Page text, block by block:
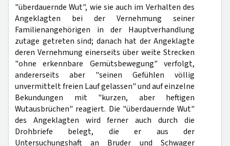
"überdauernde Wut", wie sie auch im Verhalten des
Angeklagten bei der Vernehmung seiner
Familienangehörigen in der Hauptverhandlung
zutage getreten sind; danach hat der Angeklagte
deren Vernehmung einerseits über weite Strecken
"ohne erkennbare Gemütsbewegung" verfolgt,
andererseits aber "seinen Gefühlen völlig
unvermittelt freien Lauf gelassen" und auf einzelne
Bekundungen mit "kurzen, aber heftigen
Wutausbrüchen" reagiert. Die "überdauernde Wut"
des Angeklagten wird ferner auch durch die
Drohbriefe belegt, die er aus der
Untersuchungshaft an Bruder und Schwager